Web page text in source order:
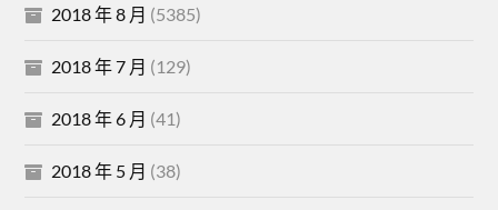
2018 年 8 月 (5385)
2018 年 7 月 (129)
2018 年 6 月 (41)
2018 年 5 月 (38)